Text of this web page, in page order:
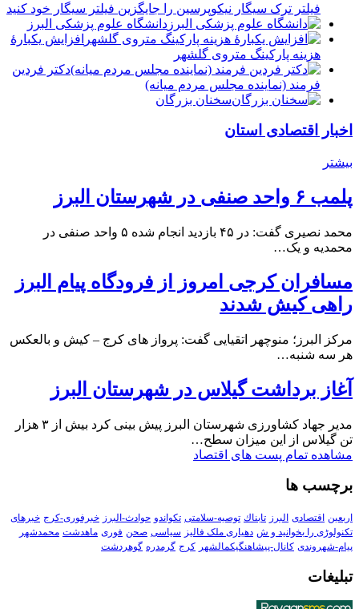
فیلتر ترک سیگار نیکوپرسین را جایگزین فیلتر سیگار خود کنید
دانشگاه علوم پزشکی البرز
افزایش یکبارۀ
هزینه پارکینگ متروی گلشهر
دكتر فردين
فرمند (نماينده مجلس مردم میانه)
سخنان بزرگان
اخبار اقتصادی استان
بیشتر
پلمب ۶ واحد صنفی در شهرستان البرز
محمد نصیری گفت: در ۴۵ بازدید انجام شده ۵ واحد صنفی در
محمدیه و یک…
مسافران کرجی امروز از فرودگاه پیام البرز
راهی کیش شدند
مرکز البرز؛ منوچهر اتقیایی گفت: پرواز های کرج – کیش و بالعکس
هر سه شنبه…
آغاز برداشت گیلاس در شهرستان البرز
مدیر جهاد کشاورزی شهرستان البرز پیش بینی کرد بیش از ۳ هزار
تن گیلاس از این میزان سطح…
مشاهده تمام پست های اقتصاد
برچسب ها
اربعین اقتصادی البرز تابناك توصیه-سلامتی تکواندو حوادث-البرز خبرفوری-کرج خبرهای
تکنولوڑی را بخوانید و ش دهیاری ملک فالیز سیاسی صحن فوری ماهدشت محمدشهر
پیام-شهروندی کانال-پیشاهنگیکمالشهر کرج گرمدره گوهردشت
تبلیغات